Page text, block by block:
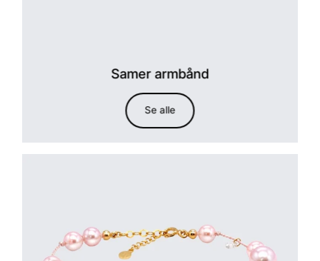
Samer armbånd
Se alle